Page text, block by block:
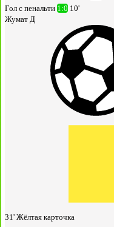
Гол с пенальти 1:0 10'
Жумат Д
31' Жёлтая карточка